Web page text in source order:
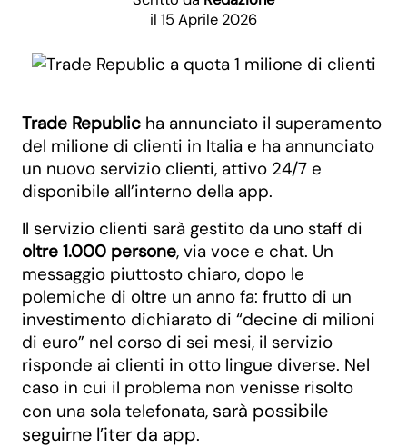
il 15 Aprile 2026
Trade Republic ha annunciato il superamento
del milione di clienti in Italia e ha annunciato
un nuovo servizio clienti, attivo 24/7 e
disponibile all’interno della app.
Il servizio clienti sarà gestito da uno staff di
oltre 1.000 persone, via voce e chat. Un
messaggio piuttosto chiaro, dopo le
polemiche di oltre un anno fa: frutto di un
investimento dichiarato di “decine di milioni
di euro” nel corso di sei mesi, il servizio
risponde ai clienti in otto lingue diverse. Nel
caso in cui il problema non venisse risolto
con una sola telefonata, sarà possibile
seguirne l’iter da app.